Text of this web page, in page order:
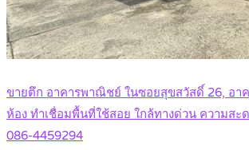
ขายตึก อาคารพาณิชย์ ในซอยสุขสวัสดิ์ 26, อา
ห้อง ทำเชื่อมพื้นที่ใช้สอย ใกล้ทางด่วน ความสะ
086-4459294